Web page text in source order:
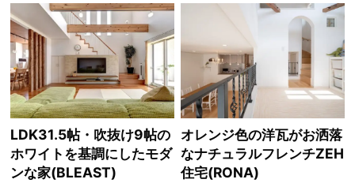
LDK31.5帖・吹抜け9帖の
ホワイトを基調にしたモダ
ンな家(BLEAST)
オレンジ色の洋瓦がお洒落
なナチュラルフレンチZEH
住宅(RONA)